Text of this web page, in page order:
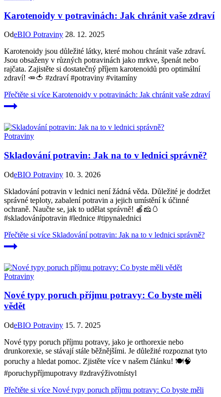
Karotenoidy v potravinách: Jak chránit vaše zdraví
OdeBIO Potraviny 28. 12. 2025
Karotenoidy jsou důležité látky, které mohou chránit vaše zdraví.
Jsou obsaženy v různých potravinách jako mrkve, špenát nebo
rajčata. Zajistěte si dostatečný příjem karotenoidů pro optimální
zdraví! 🥕🍅 #zdraví #potraviny #vitamíny
Přečtěte si více Karotenoidy v potravinách: Jak chránit vaše zdraví
Potraviny
Skladování potravin: Jak na to v lednici správně?
OdeBIO Potraviny 10. 3. 2026
Skladování potravin v lednici není žádná věda. Důležité je dodržet
správné teploty, zabalení potravin a jejich umístění k účinné
ochraně. Naučte se, jak to udělat správně! 🍎🧀🥚
#skladovánípotravin #lednice #tipynalednici
Přečtěte si více Skladování potravin: Jak na to v lednici správně?
Potraviny
Nové typy poruch příjmu potravy: Co byste měli
vědět
OdeBIO Potraviny 15. 7. 2025
Nové typy poruch příjmu potravy, jako je orthorexie nebo
drunkorexie, se stávají stále běžnějšími. Je důležité rozpoznat tyto
poruchy a hledat pomoc. Zjistěte více v našem článku! 🍽️🧠
#poruchypříjmupotravy #zdravýživotnístyl
Přečtěte si více Nové typy poruch příjmu potravy: Co byste měli